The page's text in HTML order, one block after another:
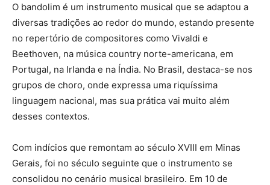
O bandolim é um instrumento musical que se adaptou a
diversas tradições ao redor do mundo, estando presente
no repertório de compositores como Vivaldi e
Beethoven, na música country norte-americana, em
Portugal, na Irlanda e na Índia. No Brasil, destaca-se nos
grupos de choro, onde expressa uma riquíssima
linguagem nacional, mas sua prática vai muito além
desses contextos.
Com indícios que remontam ao século XVIII em Minas
Gerais, foi no século seguinte que o instrumento se
consolidou no cenário musical brasileiro. Em 10 de